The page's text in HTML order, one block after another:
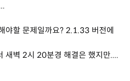
야할 문제일까요? 2.1.33 버전에
새벽 2시 20분경 해결은 했지만....